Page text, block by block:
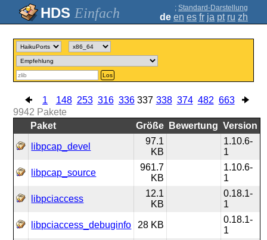
Einfach ; Standard-Darstellung
de en es fr ja pt ru zh
Los
1 148 253 316 336 337 338 374 482 663
9942 Pakete
Paket
Größe Bewertung Version
libpcap_devel
97.1
KB
1.10.6-
1
libpcap_source
961.7
KB
1.10.6-
1
libpciaccess
12.1
KB
0.18.1-
1
libpciaccess_debuginfo 28 KB
0.18.1-
1